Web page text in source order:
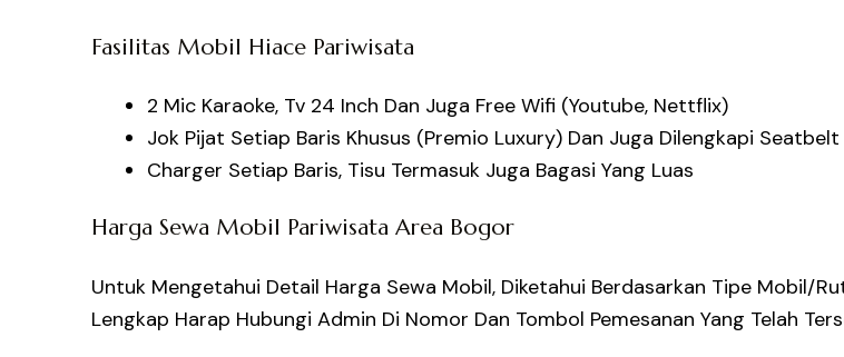
Fasilitas Mobil Hiace Pariwisata
2 Mic Karaoke, Tv 24 Inch Dan Juga Free Wifi (Youtube, Nettflix)
Jok Pijat Setiap Baris Khusus (Premio Luxury) Dan Juga Dilengkapi Seatbelt
Charger Setiap Baris, Tisu Termasuk Juga Bagasi Yang Luas
Harga Sewa Mobil Pariwisata Area Bogor
Untuk Mengetahui Detail Harga Sewa Mobil, Diketahui Berdasarkan Tipe Mobil/
Lengkap Harap Hubungi Admin Di Nomor Dan Tombol Pemesanan Yang Telah